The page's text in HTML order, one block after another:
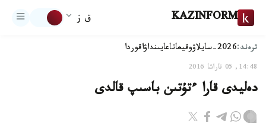
KAZINFORM ق ز
ترەند:2026-سايلاۋ وقيعاتاعايىنداۋاقوردا
14:48, 05 قاراشا 2016
دەليدى قارا ءتۇتىن باسىپ قالدى